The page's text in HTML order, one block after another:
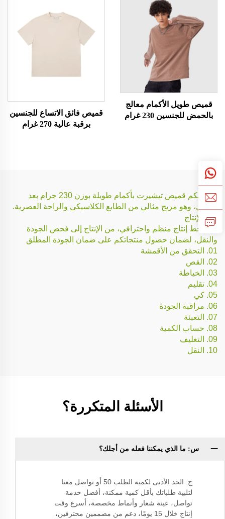
قميص طويل الأكمام معالج
بالحمض للجنسين 230 غرام
قميص فائق الاتساع للجنسين
برقبة عالية 270 غرام
نقدّم لكم قميص تيشيرت بأكمام طويلة بوزن 230 جرام بعد
الغسل، وهو مزيج مثالي من الطابع الكلاسيكي والراحة العصرية.
خط الإنتاج
لدينا خط إنتاج منظم واحترافي، من الإنتاج إلى فحص الجودة
والنقل، لضمان حصول منتجاتكم على ضمان الجودة المطلق
01. التحقق من الأقمشة
02. القص
03. الخياطة
04. تقليم
05. كي
06. مراقبة الجودة
07. التعبئة
08. حساب الكمية
09. التغليف
10. النقل
الأسئلة المتكررة؟
س: ما الذي يمكننا فعله من أجلك؟
ج: الحد الأدنى لكمية الطلب 50 أو تواصل معنا
لتلبية طلباتك بأقل كمية ممكنة، أفضل خدمة
تواصل، عينة شعار وأنماط مخصصة، أسرع وقت
إنتاج خلال 15 يومًا، دعم من مصممين محترفين،